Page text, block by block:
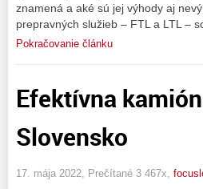
znamená a aké sú jej výhody aj
prepravných služieb – FTL a LTL –
Pokračovanie článku
Efektívna
Slovensko
17. mája 2022, Prečítané 3 467x,